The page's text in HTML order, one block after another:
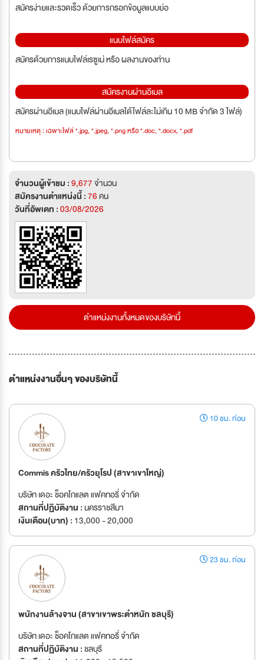
สมัครง่ายและรวดเร็ว ด้วยการกรอกข้อมูลแบบย่อ
แนบไฟล์สมัคร
สมัครด้วยการแนบไฟล์เรซูเม่ หรือ ผลงานของท่าน
สมัครงานผ่านอีเมล
สมัครผ่านอีเมล (แนบไฟล์ผ่านอีเมลได้ไฟล์ละไม่เกิน 10 MB จำกัด 3 ไฟล์)
หมายเหตุ : เฉพาะไฟล์ *.jpg, *.jpeg, *.png หรือ *.doc, *.docx, *.pdf
จำนวนผู้เข้าชม :9,677จำนวน
สมัครงานตำแหน่งนี้ :76คน
วันที่อัพเดท :03/08/2026
ตำแหน่งงานทั้งหมดของบริษัทนี้
ตำแหน่งงานอื่นๆ ของบริษัทนี้
10 ชม. ก่อน
Commis ครัวไทย/ครัวยุโรป (สาขาเขาใหญ่)
บริษัท เดอะ ช็อคโกแลต แฟคทอรี่ จำกัด
สถานที่ปฏิบัติงาน :นครราชสีมา
เงินเดือน(บาท) : 13,000 - 20,000
23 ชม. ก่อน
พนักงานล้างจาน (สาขาเขาพระตำหนัก ชลบุรี)
บริษัท เดอะ ช็อคโกแลต แฟคทอรี่ จำกัด
สถานที่ปฏิบัติงาน :ชลบุรี